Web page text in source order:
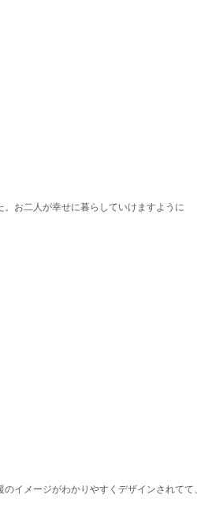
お二人が幸せに暮らしていけますように
のイメージがわかりやすくデザインされて